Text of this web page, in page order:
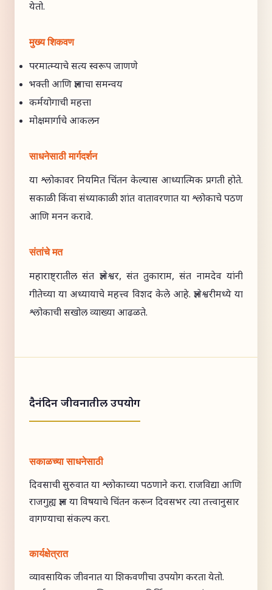
येतो.
मुख्य शिकवण
परमात्म्याचे सत्य स्वरूप जाणणे
भक्ती आणि ज्ञानाचा समन्वय
कर्मयोगाची महत्ता
मोक्षमार्गाचे आकलन
साधनेसाठी मार्गदर्शन
या श्लोकावर नियमित चिंतन केल्यास आध्यात्मिक प्रगती होते.
सकाळी किंवा संध्याकाळी शांत वातावरणात या श्लोकाचे पठण
आणि मनन करावे.
संतांचे मत
महाराष्ट्रातील संत ज्ञानेश्वर, संत तुकाराम, संत नामदेव यांनी
गीतेच्या या अध्यायाचे महत्त्व विशद केले आहे. ज्ञानेश्वरीमध्ये या
श्लोकाची सखोल व्याख्या आढळते.
दैनंदिन जीवनातील उपयोग
सकाळच्या साधनेसाठी
दिवसाची सुरुवात या श्लोकाच्या पठणाने करा. राजविद्या आणि
राजगुह्य ज्ञान या विषयाचे चिंतन करून दिवसभर त्या तत्त्वानुसार
वागण्याचा संकल्प करा.
कार्यक्षेत्रात
व्यावसायिक जीवनात या शिकवणीचा उपयोग करता येतो.